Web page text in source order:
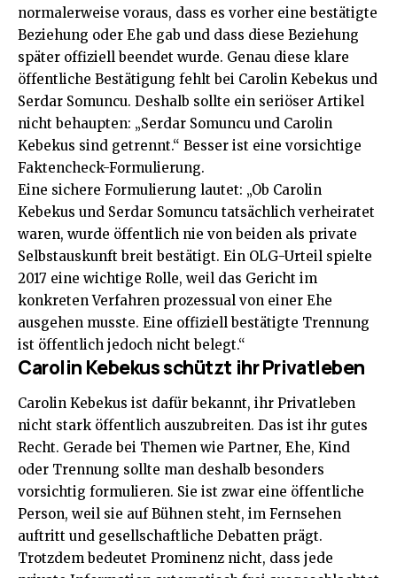
normalerweise voraus, dass es vorher eine bestätigte
Beziehung oder Ehe gab und dass diese Beziehung
später offiziell beendet wurde. Genau diese klare
öffentliche Bestätigung fehlt bei Carolin Kebekus und
Serdar Somuncu. Deshalb sollte ein seriöser Artikel
nicht behaupten: „Serdar Somuncu und Carolin
Kebekus sind getrennt.“ Besser ist eine vorsichtige
Faktencheck-Formulierung.
Eine sichere Formulierung lautet: „Ob Carolin
Kebekus und Serdar Somuncu tatsächlich verheiratet
waren, wurde öffentlich nie von beiden als private
Selbstauskunft breit bestätigt. Ein OLG-Urteil spielte
2017 eine wichtige Rolle, weil das Gericht im
konkreten Verfahren prozessual von einer Ehe
ausgehen musste. Eine offiziell bestätigte Trennung
ist öffentlich jedoch nicht belegt.“
Carolin Kebekus schützt ihr Privatleben
Carolin Kebekus ist dafür bekannt, ihr Privatleben
nicht stark öffentlich auszubreiten. Das ist ihr gutes
Recht. Gerade bei Themen wie Partner, Ehe, Kind
oder Trennung sollte man deshalb besonders
vorsichtig formulieren. Sie ist zwar eine öffentliche
Person, weil sie auf Bühnen steht, im Fernsehen
auftritt und gesellschaftliche Debatten prägt.
Trotzdem bedeutet Prominenz nicht, dass jede